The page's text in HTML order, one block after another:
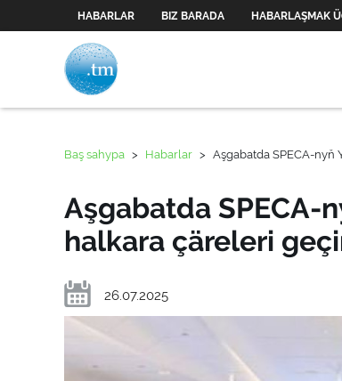
HABARLAR BIZ BARADA HABARLAŞMAK
Baş sahypa > Habarlar > Aşgabatda SPECA-
Aşgabatda SPECA-
halkara çäreleri
26.07.2025